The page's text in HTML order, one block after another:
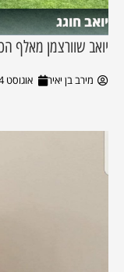
יואב חוגג
יואב שוורצמן מאלף
מירב בן יאיר אוגוסט 4, 2026